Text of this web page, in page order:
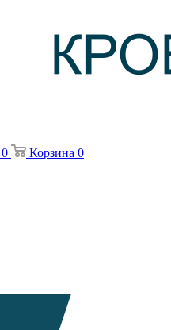
0 Корзина 0